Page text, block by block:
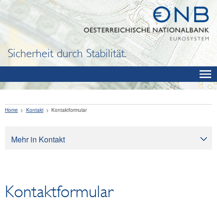
Sicherheit durch Stabilität.
Mehr in Kontakt
Home Kontakt Kontaktformular
Kontaktformular